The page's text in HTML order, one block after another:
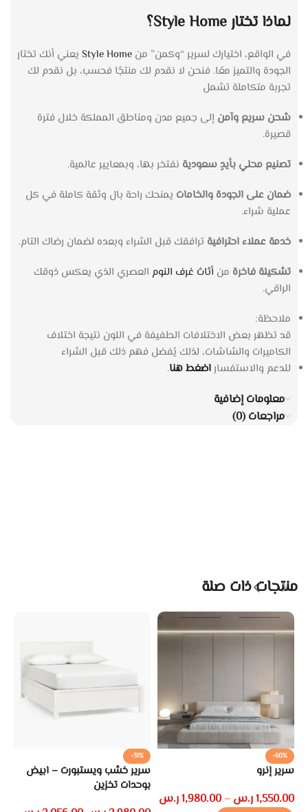
لماذا تختار Style Home؟
في الواقع، اختيارك لسرير “وكمن” من
يعني أنك تختار
الجودة والتميز معًا. فنحن لا نقدم لك منتجًا فحسب، بل نقدم لك
تجربة متكاملة تشمل
شحن سريع وآمن إلى جميع مدن ومناطق المملكة خلال فترة
قصيرة.
تصنيع محلي بأيدٍ سعودية نفتخر بها، وبمعايير عالمية.
ضمان على الجودة والخامات يمنحك راحة بال وثقة كاملة في كل
عملية شراء.
خدمة عملاء احترافية ترافقك قبل الشراء وبعده لضمان رضاك التام.
تشكيلة فاخرة من أثاث غرف النوم العصري الذي يعكس ذوقك
الراقي.
ملاحظة:
قد تظهر بعض الاختلافات الطفيفة في اللون نتيجة اختلاف
الكاميرات والشاشات، لذلك يُفضل فهم ذلك قبل الشراء
للدعم والاستفسار اضغط هنا.
معلومات إضافية
مراجعات (0)
منتجات ذات صلة
-60%
سرير إنرو
1,550.00ر.س –
1,980.00ر.س
-31%
سرير خشب ويستبورت – ابيض
بوحدات تخزين